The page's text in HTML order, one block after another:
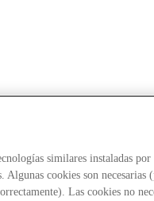
similares instaladas por
cookies son necesarias
Las cookies no